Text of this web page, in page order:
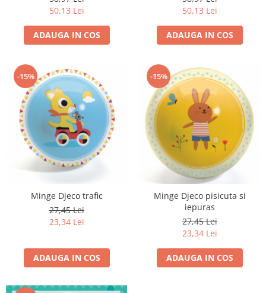
50,13 Lei
ADAUGA IN COS
50,13 Lei
ADAUGA IN COS
-15%
Minge Djeco trafic
27,45 Lei
23,34 Lei
ADAUGA IN COS
-15%
Minge Djeco pisicuta si
iepuras
27,45 Lei
23,34 Lei
ADAUGA IN COS